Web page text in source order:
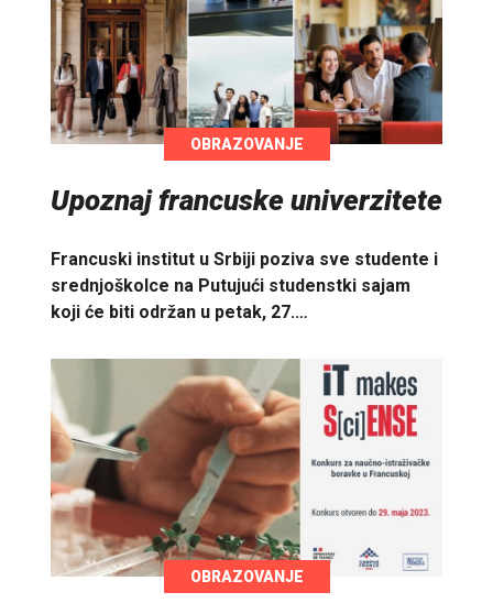
OBRAZOVANJE
Upoznaj francuske univerzitete
Francuski institut u Srbiji poziva sve studente i
srednjoškolce na Putujući studenstki sajam
koji će biti održan u petak, 27.…
OBRAZOVANJE